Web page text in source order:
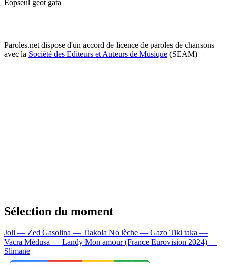
Eopseul geot gata
Paroles.net dispose d'un accord de licence de paroles de chansons
avec la Société des Editeurs et Auteurs de Musique (SEAM)
Sélection du moment
Joli — Zed Gasolina — Tiakola No lèche — Gazo Tiki taka —
Vacra Médusa — Landy Mon amour (France Eurovision 2024) —
Slimane